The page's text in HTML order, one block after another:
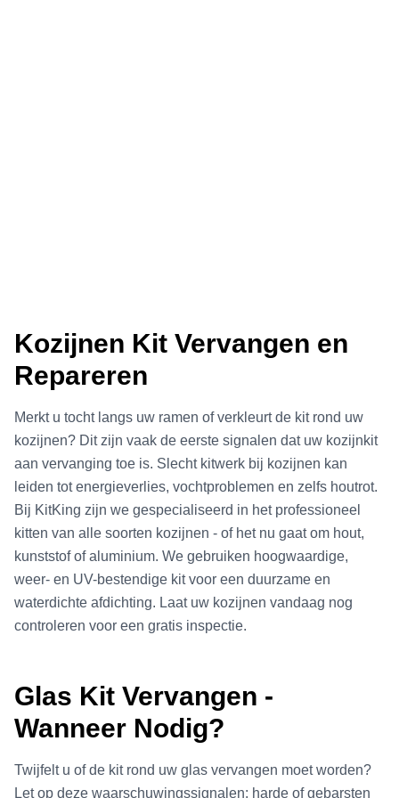
Kozijnen Kit Vervangen en
Repareren
Merkt u tocht langs uw ramen of verkleurt de kit rond uw
kozijnen? Dit zijn vaak de eerste signalen dat uw kozijnkit
aan vervanging toe is. Slecht kitwerk bij kozijnen kan
leiden tot energieverlies, vochtproblemen en zelfs houtrot.
Bij KitKing zijn we gespecialiseerd in het professioneel
kitten van alle soorten kozijnen - of het nu gaat om hout,
kunststof of aluminium. We gebruiken hoogwaardige,
weer- en UV-bestendige kit voor een duurzame en
waterdichte afdichting. Laat uw kozijnen vandaag nog
controleren voor een gratis inspectie.
Glas Kit Vervangen -
Wanneer Nodig?
Twijfelt u of de kit rond uw glas vervangen moet worden?
Let op deze waarschuwingssignalen: harde of gebarsten